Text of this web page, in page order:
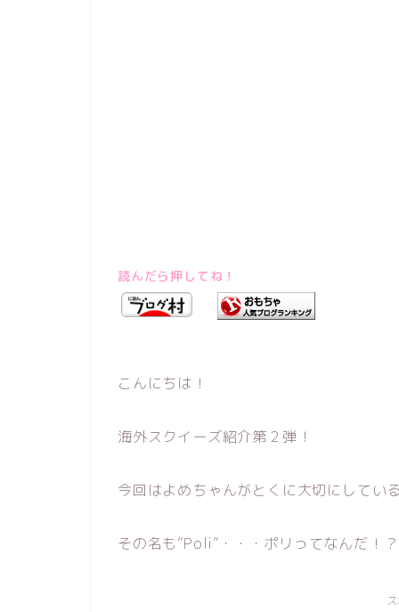
読んだら押してね！
こんにちは！
海外スクイーズ紹介第２弾！
今回はよめちゃんがとくに大切にしてい
その名も”Poli”・・・ポリってなんだ！？